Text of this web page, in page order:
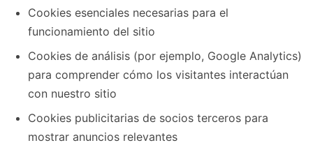
Cookies esenciales necesarias para el
funcionamiento del sitio
Cookies de análisis (por ejemplo, Google Analytics)
para comprender cómo los visitantes interactúan
con nuestro sitio
Cookies publicitarias de socios terceros para
mostrar anuncios relevantes